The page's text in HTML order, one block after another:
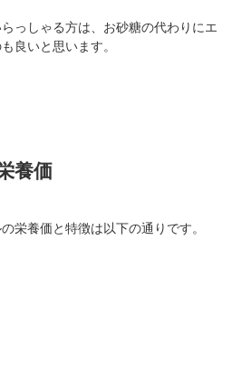
っしゃる方は、お砂糖の代わりにエ
良いと思います。
養価
栄養価と特徴は以下の通りです。